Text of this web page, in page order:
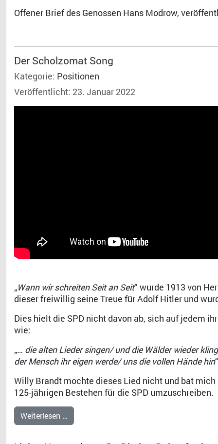
Offener Brief des Genossen Hans Modrow,
Der Scholzomat Song
Kategorie: Positionen
Veröffentlicht: 23. Januar 2022
„Wann wir schreiten Seit an Seit“ wurde 1913 von
dieser freiwillig seine Treue für Adolf Hitler und
Dies hielt die SPD nicht davon ab, sich auf jedem
wie:
„… die alten Lieder singen/ und die Wälder wieder
der Mensch ihr eigen werde/ uns die vollen Hände hin
Willy Brandt mochte dieses Lied nicht und bat mich
125-jährigen Bestehen für die SPD umzuschreiben.
Weiterlesen …